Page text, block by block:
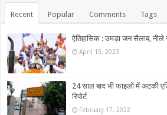
Recent Popular Comments Tags
ऐतिहासिक : उमड़ा जन सैलाब, नीले
April 15, 2023
24 साल बाद भी फाइलों में अटकी
रिपोर्ट
February 17, 2022